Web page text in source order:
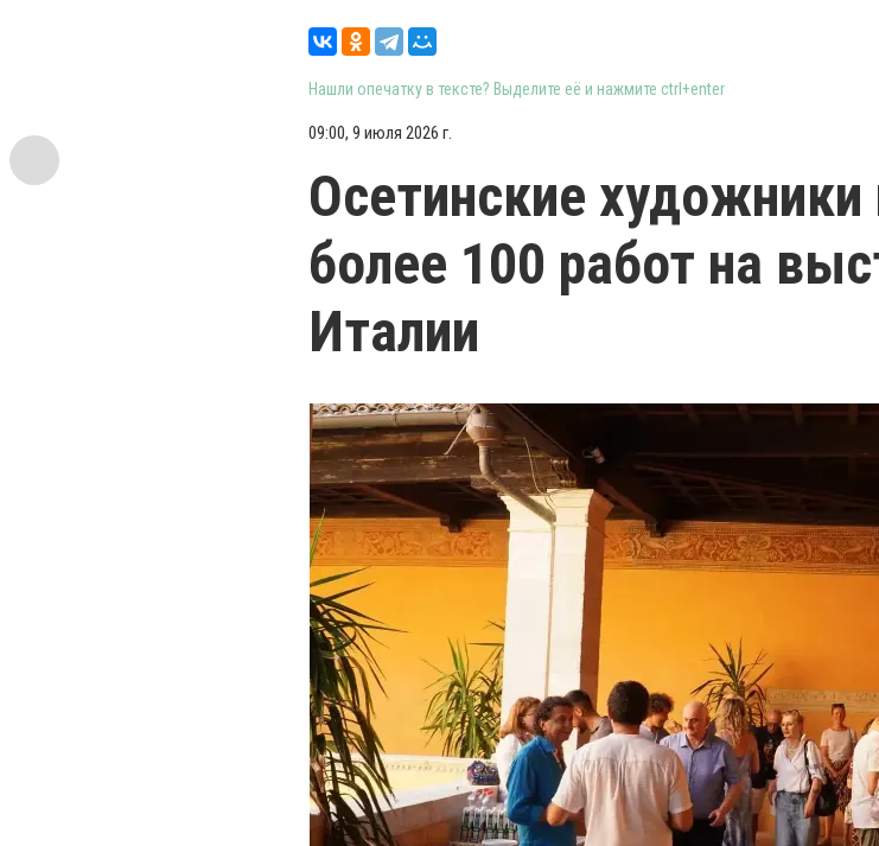
Нашли опечатку в тексте? Выделите её и нажмите ctrl+enter
09:00, 9 июля 2026 г.
Осетинские художники
более 100 работ на
Италии